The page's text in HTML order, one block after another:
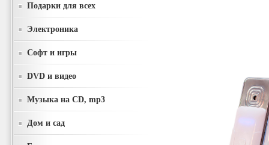
Подарки для всех
Электроника
Софт и игры
DVD и видео
Музыка на CD, mp3
Дом и сад